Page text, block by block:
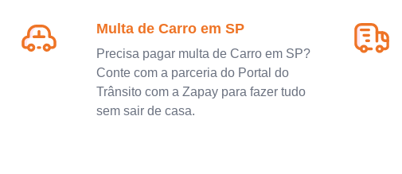
Multa de Carro em SP
Precisa pagar multa de Carro em SP?
Conte com a parceria do Portal do
Trânsito com a Zapay para fazer tudo
sem sair de casa.